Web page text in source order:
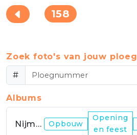
158
Zoek foto's van jouw ploeg
#
Albums
Nijmegen Opbouw
Opening
en feest